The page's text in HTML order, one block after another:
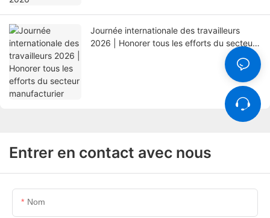
Journée internationale des travailleurs
2026 | Honorer tous les efforts du secteur
Entrer en contact avec nous
Nom